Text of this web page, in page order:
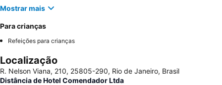
Mostrar mais
Para crianças
Refeições para crianças
Localização
R. Nelson Viana, 210, 25805-290, Rio de Janeiro, Brasil
Distância de Hotel Comendador Ltda